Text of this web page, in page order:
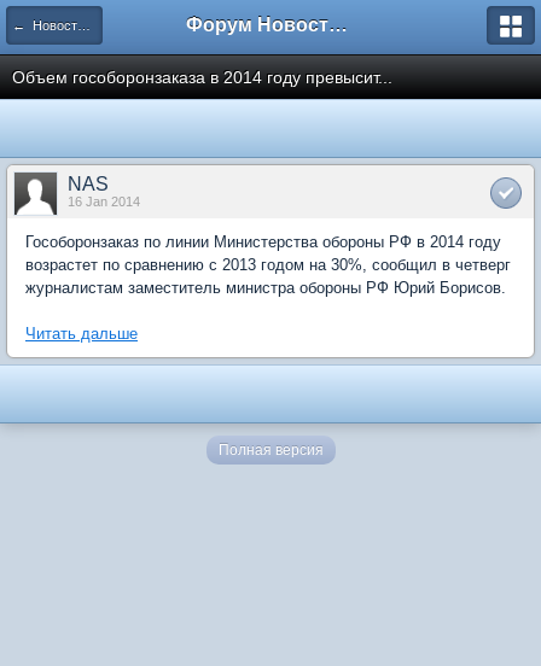
← Новости рынка недвижимости Форум Новостройки
Объем гособоронзаказа в 2014 году превысит...
NAS
16 Jan 2014
Гособоронзаказ по линии Министерства обороны РФ в 2014 году
возрастет по сравнению с 2013 годом на 30%, сообщил в четверг
журналистам заместитель министра обороны РФ Юрий Борисов.
Читать дальше
Полная версия